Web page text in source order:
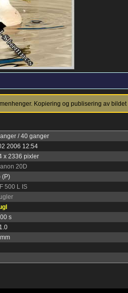
Kopiering og publisering av bildet
/ 40 ganger
2006 12:54
x 2336 pixler
20D
(P)
500 L IS
s